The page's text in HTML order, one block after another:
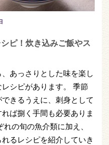
ピ！炊き込みご飯やス
あっさりとした味を楽し
シピがあります。 季節
きるうえに、刺身として
ば捌く手間も必要ありま
の旬の魚介類に加え、
るレシピを紹介していき